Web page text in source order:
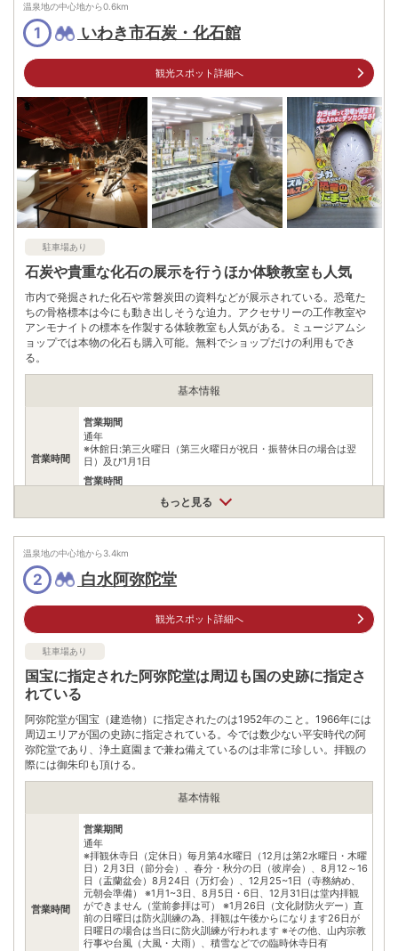
温泉地の中心地から0.6km
1 いわき市石炭・化石館
観光スポット詳細へ
駐車場あり
石炭や貴重な化石の展示を行うほか体験教室も人気
市内で発掘された化石や常磐炭田の資料などが展示されている。恐竜た
ちの骨格標本は今にも動き出しそうな迫力。アクセサリーの工作教室や
アンモナイトの標本を作製する体験教室も人気がある。ミュージアムシ
ョップでは本物の化石も購入可能。無料でショップだけの利用もでき
る。
基本情報
営業時間
営業期間
通年
※休館日:第三火曜日（第三火曜日が祝日・振替休日の場合は翌
日）及び1月1日
営業時間
9:00~17:00(入館は16:30まで)
料金
学生個人330円団体300円
※団体は20名以上/未就学児無料/65歳以上のいわき市在住者無
日無料(確認できる身分証など提示が必要)
アクセス
住所
福島県いわき市常磐湯本町向田3-1
いわき湯本ICより車で約10分
公共交通機関
駐車場
無料（86台）
※第一駐車場：大型8・普通車34第二駐車場：大型12・普通車32
合計大型20・普通車66利用時間9:00~17:00
電話番号 0246423155
※ 掲載情報は変更になる場合があります。最新の内容はご利用前にご自身でお
問合せください。
※ 料金情報は税込・税抜表記が混ざっております。正しい金額はご利用前にご
自身でお問合せください。
もっと見る
温泉地の中心地から3.4km
2 白水阿弥陀堂
観光スポット詳細へ
駐車場あり
国宝に指定された阿弥陀堂は周辺も国の史跡に指定さ
れている
阿弥陀堂が国宝（建造物）に指定されたのは1952年のこと。1966年には
周辺エリアが国の史跡に指定されている。今では数少ない平安時代の阿
弥陀堂であり、浄土庭園まで兼ね備えているのは非常に珍しい。拝観の
際には御朱印も頂ける。
基本情報
営業時間
営業期間
通年
※拝観休寺日（定休日）毎月第4水曜日（12月は第2水曜日・木曜
日）2月3日（節分会）、春分・秋分の日（彼岸会）、8月12～16
日（盂蘭盆会）8月24日（万灯会）、12月25~1日（寺務納め、
元朝会準備） ※1月1~3日、8月5日・6日、12月31日は堂内拝観
ができません（堂前参拝は可） ※1月26日（文化財防火デー）直
前の日曜日は防火訓練の為、拝観は午後からになります26日が
日曜日の場合は当日に防火訓練が行われます ※その他、山内宗教
行事や台風（大風・大雨）、積雪などでの臨時休寺日有